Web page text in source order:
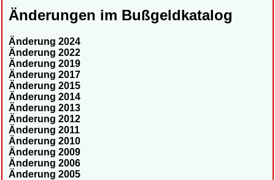
Änderungen im Bußgeldkatalog
Änderung 2024
Änderung 2022
Änderung 2019
Änderung 2017
Änderung 2015
Änderung 2014
Änderung 2013
Änderung 2012
Änderung 2011
Änderung 2010
Änderung 2009
Änderung 2006
Änderung 2005